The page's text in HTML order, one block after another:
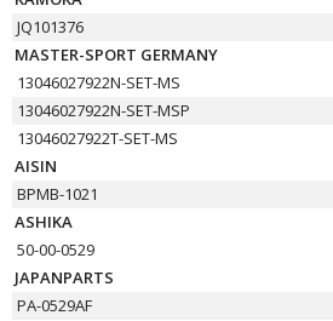
JQ101376
MASTER-SPORT GERMANY
13046027922N-SET-MS
13046027922N-SET-MSP
13046027922T-SET-MS
AISIN
BPMB-1021
ASHIKA
50-00-0529
JAPANPARTS
PA-0529AF